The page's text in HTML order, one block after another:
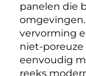
panelen die
vervorming
niet-
eenvoudig
reeks